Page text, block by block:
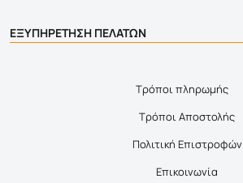
ΕΞΥΠΗΡΕΤΗΣΗ ΠΕΛΑΤΩΝ
Τρόποι πληρωμής
Τρόποι Αποστολής
Πολιτική Επιστροφών
Επικοινωνία